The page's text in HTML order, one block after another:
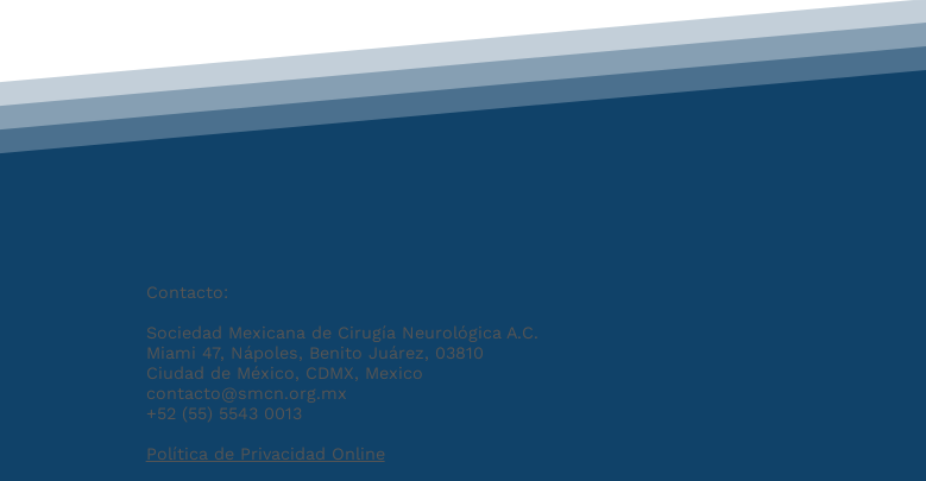
Contacto:
Sociedad Mexicana de Cirugía Neurológica A.C.
Miami 47, Nápoles, Benito Juárez, 03810
Ciudad de México, CDMX, Mexico
contacto@smcn.org.mx
+52 (55) 5543 0013
Política de Privacidad Online